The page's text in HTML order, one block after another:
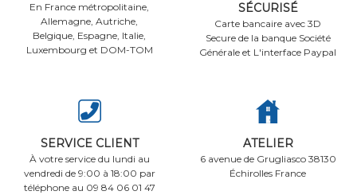
En France métropolitaine,
Allemagne, Autriche,
Belgique, Espagne, Italie,
Luxembourg et DOM-TOM
SÉCURISÉ
Carte bancaire avec 3D
Secure de la banque Société
Générale et L'interface Paypal
SERVICE CLIENT
À votre service du lundi au
vendredi de 9:00 à 18:00 par
téléphone au 09 84 06 01 47
ATELIER
6 avenue de Grugliasco 38130
Échirolles France